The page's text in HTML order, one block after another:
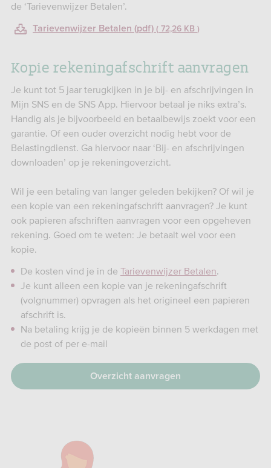
de ‘Tarievenwijzer Betalen’.
Tarievenwijzer Betalen (pdf) 72,26 KB
Kopie rekeningafschrift aanvragen
Je kunt tot 5 jaar terugkijken in je bij- en afschrijvingen in
Mijn SNS en de SNS App. Hiervoor betaal je niks extra’s.
Handig als je bijvoorbeeld en betaalbewijs zoekt voor een
garantie. Of een ouder overzicht nodig hebt voor de
Belastingdienst. Ga hiervoor naar ‘Bij- en afschrijvingen
downloaden’ op je rekeningoverzicht.
Wil je een betaling van langer geleden bekijken? Of wil je
een kopie van een rekeningafschrift aanvragen? Je kunt
ook papieren afschriften aanvragen voor een opgeheven
rekening. Goed om te weten: Je betaalt wel voor een
kopie.
De kosten vind je in de Tarievenwijzer Betalen.
Je kunt alleen een kopie van je rekeningafschrift
(volgnummer) opvragen als het origineel een papieren
afschrift is.
Na betaling krijg je de kopieën binnen 5 werkdagen met
de post of per e-mail
Overzicht aanvragen